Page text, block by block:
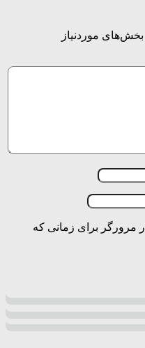
بخش‌های موردنیاز
مرورگر برای زمانی که